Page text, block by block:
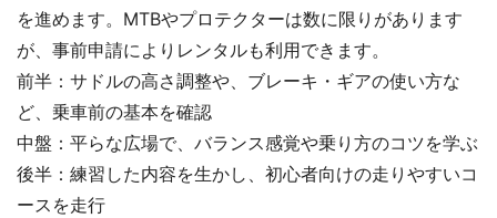
を進めます。MTBやプロテクターは数に限りがあります
が、事前申請によりレンタルも利用できます。
前半：サドルの高さ調整や、ブレーキ・ギアの使い方な
ど、乗車前の基本を確認
中盤：平らな広場で、バランス感覚や乗り方のコツを学ぶ
後半：練習した内容を生かし、初心者向けの走りやすいコ
ースを走行